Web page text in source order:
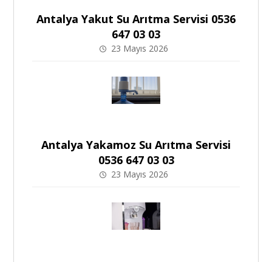
Antalya Yakut Su Arıtma Servisi 0536
647 03 03
23 Mayıs 2026
Antalya Yakamoz Su Arıtma Servisi
0536 647 03 03
23 Mayıs 2026